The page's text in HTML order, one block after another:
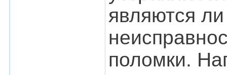
являются
поломки.